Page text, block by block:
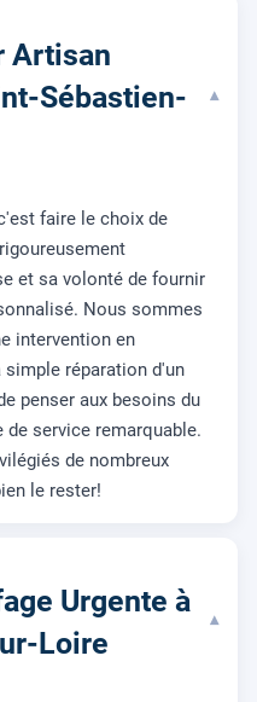
Artisan
Sébastien-
▾
faire le choix de
et sa volonté de fournir
Nous sommes
intervention en
réparation d'un
penser aux besoins du
service remarquable.
de nombreux
le rester!
Urgente à
Loire
▾